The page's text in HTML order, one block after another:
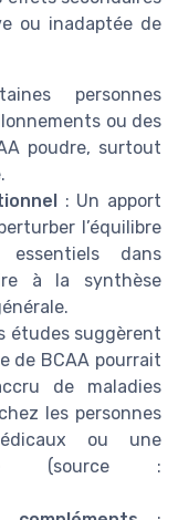
ou inadaptée de
personnes
ou des
poudre, surtout
: Un apport
l’équilibre
dans
à la synthèse
études suggèrent
de BCAA pourrait
de maladies
les personnes
ou une
(source :